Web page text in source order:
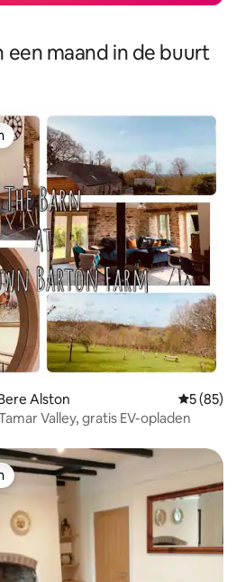
een maand in de buurt
Alston
5 (85)
Valley, gratis EV-opladen